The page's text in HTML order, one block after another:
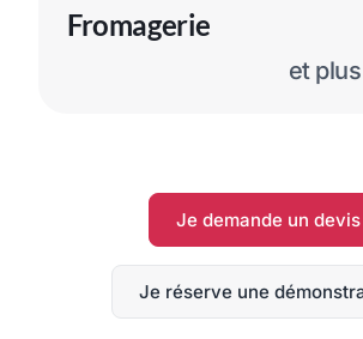
et
Fromagerie
Je demande un devis
Je réserve une